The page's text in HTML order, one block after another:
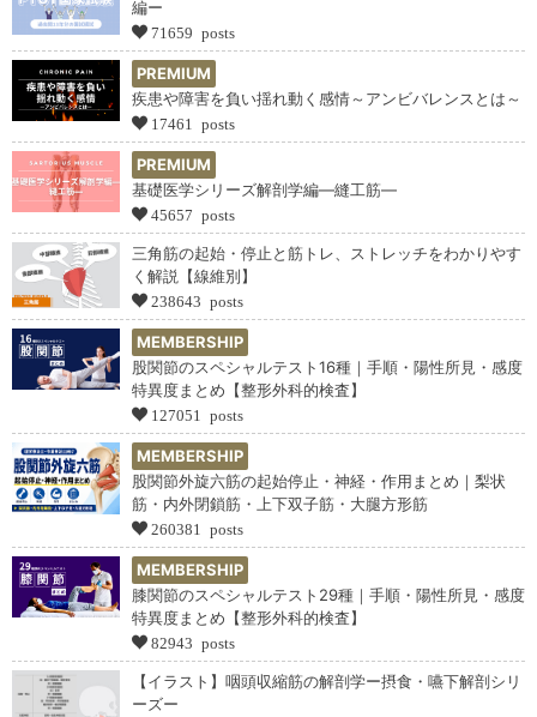
編ー
71659 posts
PREMIUM
疾患や障害を負い揺れ動く感情～アンビバレンスとは～
17461 posts
PREMIUM
基礎医学シリーズ解剖学編―縫工筋―
45657 posts
三角筋の起始・停止と筋トレ、ストレッチをわかりやす
く解説【線維別】
238643 posts
MEMBERSHIP
股関節のスペシャルテスト16種｜手順・陽性所見・感度
特異度まとめ【整形外科的検査】
127051 posts
MEMBERSHIP
股関節外旋六筋の起始停止・神経・作用まとめ｜梨状
筋・内外閉鎖筋・上下双子筋・大腿方形筋
260381 posts
MEMBERSHIP
膝関節のスペシャルテスト29種｜手順・陽性所見・感度
特異度まとめ【整形外科的検査】
82943 posts
【イラスト】咽頭収縮筋の解剖学ー摂食・嚥下解剖シリ
ーズー